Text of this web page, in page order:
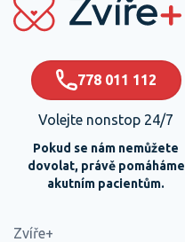
778 011 112
Volejte nonstop 24/7
Pokud se nám nemůžete
dovolat, právě pomáháme
akutním pacientům.
Zvíře+